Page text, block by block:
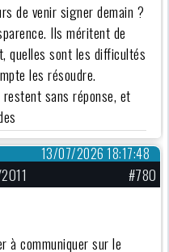
de venir signer demain ?
Ils méritent de
quelles sont les difficultés
les résoudre.
sans réponse, et
13/07/2026 18:17:48
#780
à communiquer sur le